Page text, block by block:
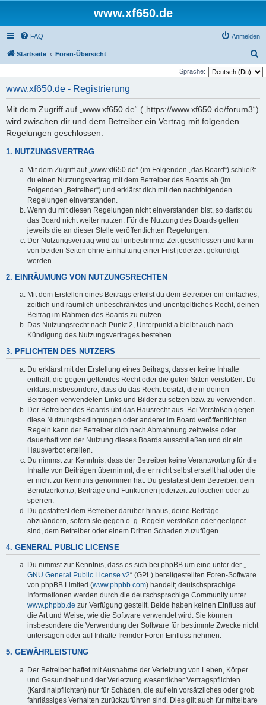
www.xf650.de
FAQ Anmelden
Startseite Foren-Übersicht
u
Sprache:
www.xf650.de - Registrierung
Mit dem Zugriff auf „www.xf650.de“ („https://www.xf650.de/forum3“)
wird zwischen dir und dem Betreiber ein Vertrag mit folgenden
Regelungen geschlossen:
1. NUTZUNGSVERTRAG
Mit dem Zugriff auf „www.xf650.de“ (im Folgenden „das Board“) schließt
du einen Nutzungsvertrag mit dem Betreiber des Boards ab (im
Folgenden „Betreiber“) und erklärst dich mit den nachfolgenden
Regelungen einverstanden.
Wenn du mit diesen Regelungen nicht einverstanden bist, so darfst du
das Board nicht weiter nutzen. Für die Nutzung des Boards gelten
jeweils die an dieser Stelle veröffentlichten Regelungen.
Der Nutzungsvertrag wird auf unbestimmte Zeit geschlossen und kann
von beiden Seiten ohne Einhaltung einer Frist jederzeit gekündigt
werden.
2. EINRÄUMUNG VON NUTZUNGSRECHTEN
Mit dem Erstellen eines Beitrags erteilst du dem Betreiber ein einfaches,
zeitlich und räumlich unbeschränktes und unentgeltliches Recht, deinen
Beitrag im Rahmen des Boards zu nutzen.
Das Nutzungsrecht nach Punkt 2, Unterpunkt a bleibt auch nach
Kündigung des Nutzungsvertrages bestehen.
3. PFLICHTEN DES NUTZERS
Du erklärst mit der Erstellung eines Beitrags, dass er keine Inhalte
enthält, die gegen geltendes Recht oder die guten Sitten verstoßen. Du
erklärst insbesondere, dass du das Recht besitzt, die in deinen
Beiträgen verwendeten Links und Bilder zu setzen bzw. zu verwenden.
Der Betreiber des Boards übt das Hausrecht aus. Bei Verstößen gegen
diese Nutzungsbedingungen oder anderer im Board veröffentlichten
Regeln kann der Betreiber dich nach Abmahnung zeitweise oder
dauerhaft von der Nutzung dieses Boards ausschließen und dir ein
Hausverbot erteilen.
Du nimmst zur Kenntnis, dass der Betreiber keine Verantwortung für die
Inhalte von Beiträgen übernimmt, die er nicht selbst erstellt hat oder die
er nicht zur Kenntnis genommen hat. Du gestattest dem Betreiber, dein
Benutzerkonto, Beiträge und Funktionen jederzeit zu löschen oder zu
sperren.
Du gestattest dem Betreiber darüber hinaus, deine Beiträge
abzuändern, sofern sie gegen o. g. Regeln verstoßen oder geeignet
sind, dem Betreiber oder einem Dritten Schaden zuzufügen.
4. GENERAL PUBLIC LICENSE
Du nimmst zur Kenntnis, dass es sich bei phpBB um eine unter der „
GNU General Public License v2“ (GPL) bereitgestellten Foren-Software
von phpBB Limited (www.phpbb.com) handelt; deutschsprachige
Informationen werden durch die deutschsprachige Community unter
www.phpbb.de zur Verfügung gestellt. Beide haben keinen Einfluss auf
die Art und Weise, wie die Software verwendet wird. Sie können
insbesondere die Verwendung der Software für bestimmte Zwecke nicht
untersagen oder auf Inhalte fremder Foren Einfluss nehmen.
5. GEWÄHRLEISTUNG
Der Betreiber haftet mit Ausnahme der Verletzung von Leben, Körper
und Gesundheit und der Verletzung wesentlicher Vertragspflichten
(Kardinalpflichten) nur für Schäden, die auf ein vorsätzliches oder grob
fahrlässiges Verhalten zurückzuführen sind. Dies gilt auch für mittelbare